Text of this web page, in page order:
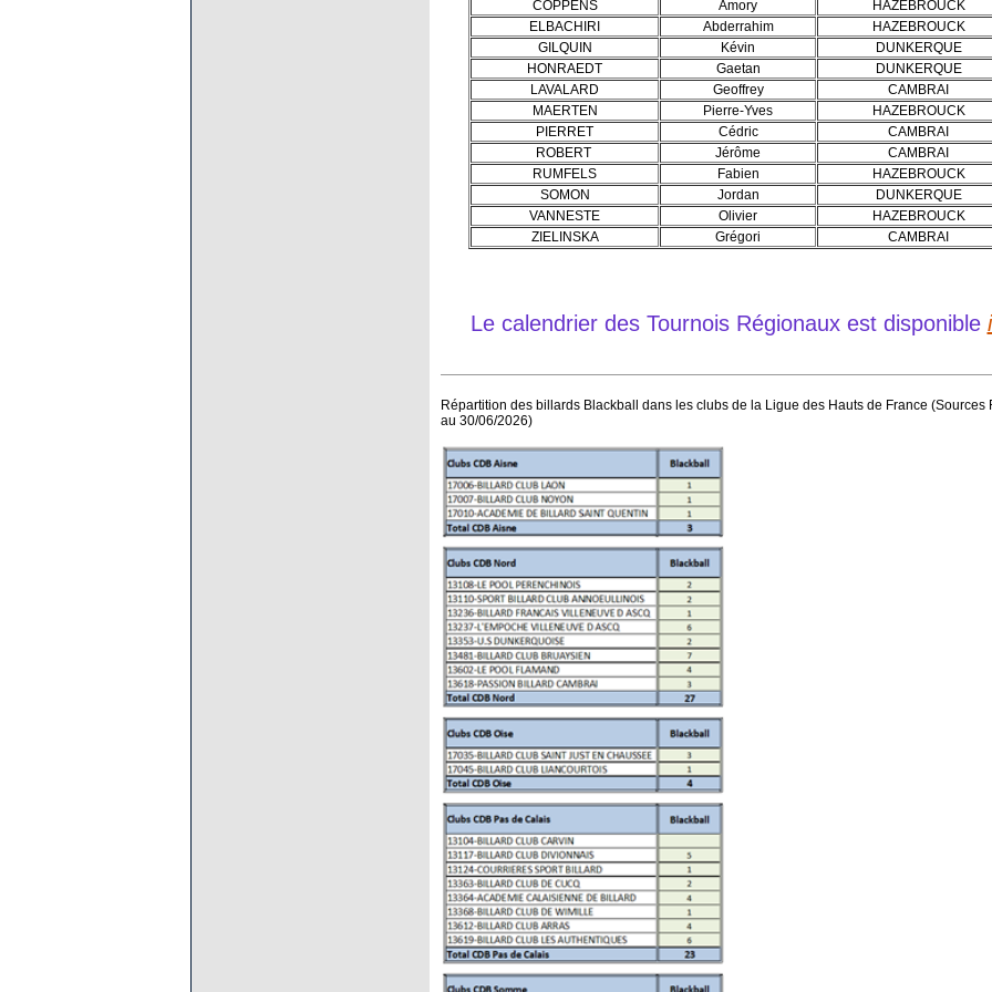
COPPENS
Amory
HAZEBROUCK
ELBACHIRI
Abderrahim
HAZEBROUCK
GILQUIN
Kévin
DUNKERQUE
HONRAEDT
Gaetan
DUNKERQUE
LAVALARD
Geoffrey
CAMBRAI
MAERTEN
Pierre-Yves
HAZEBROUCK
PIERRET
Cédric
CAMBRAI
ROBERT
Jérôme
CAMBRAI
RUMFELS
Fabien
HAZEBROUCK
SOMON
Jordan
DUNKERQUE
VANNESTE
Olivier
HAZEBROUCK
ZIELINSKA
Grégori CAMBRAI
Le calendrier des Tournois Régionaux est disponible
Répartition des billards Blackball dans les clubs de la Ligue des Hauts de France (Sources
au 30/06/2026)